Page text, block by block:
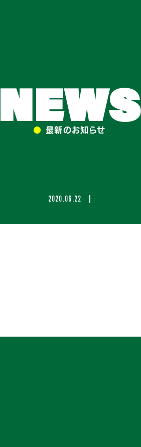
NEWS
● 最新のお知らせ
2020.06.22